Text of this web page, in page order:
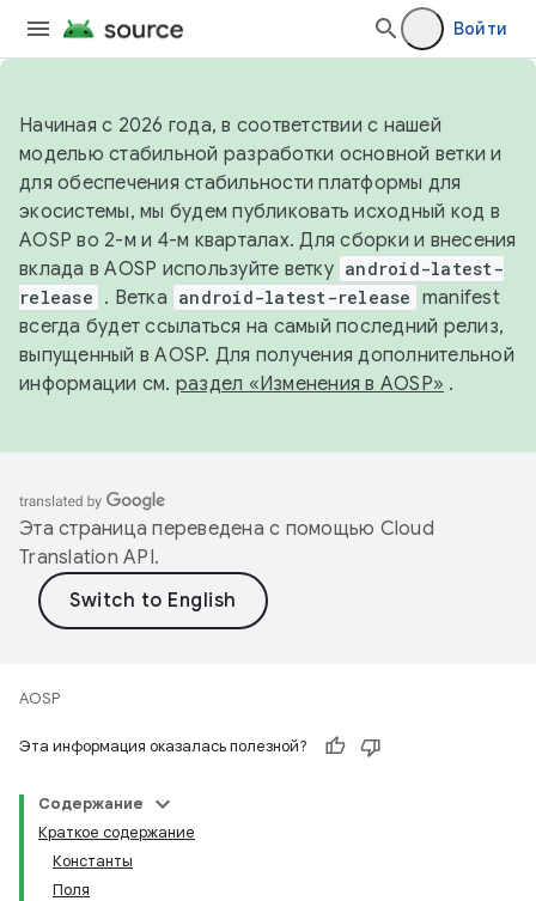
Войти
Начиная с 2026 года, в соответствии с нашей
моделью стабильной разработки основной ветки и
для обеспечения стабильности платформы для
экосистемы, мы будем публиковать исходный код в
AOSP во 2-м и 4-м кварталах. Для сборки и внесения
вклада в AOSP используйте ветку android-latest-
release . Ветка android-latest-release manifest
всегда будет ссылаться на самый последний релиз,
выпущенный в AOSP. Для получения дополнительной
информации см. раздел «Изменения в AOSP» .
Эта страница переведена с помощью Cloud
Translation API.
AOSP
Эта информация оказалась полезной?
Содержание
Краткое содержание
Константы
Поля